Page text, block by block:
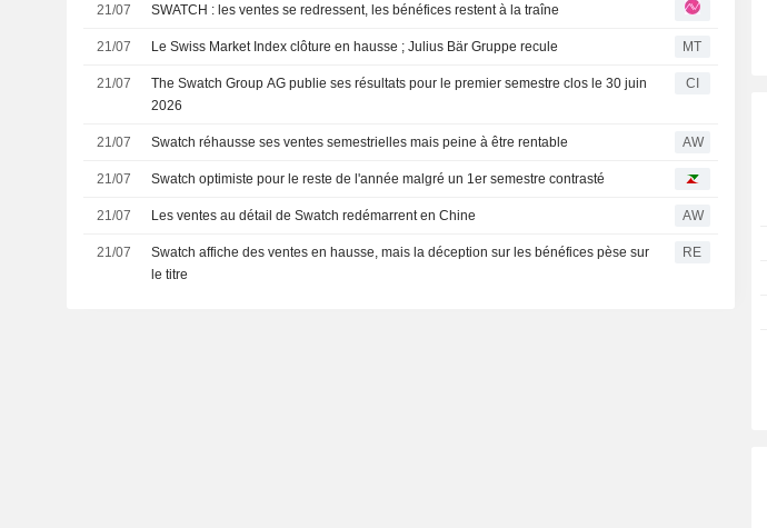
21/07 SWATCH : les ventes se redressent, les bénéfices restent à la traîne
21/07 Le Swiss Market Index clôture en hausse ; Julius Bär Gruppe recule MT
21/07
The Swatch Group AG publie ses résultats pour le premier semestre clos le 30 juin
2026
CI
21/07 Swatch réhausse ses ventes semestrielles mais peine à être rentable AW
21/07 Swatch optimiste pour le reste de l'année malgré un 1er semestre contrasté
21/07 Les ventes au détail de Swatch redémarrent en Chine AW
21/07
Swatch affiche des ventes en hausse, mais la déception sur les bénéfices pèse sur
le titre
RE